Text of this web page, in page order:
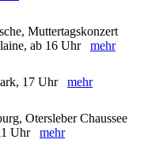
Muttertagskonzert
ab 16 Uhr mehr
17 Uhr mehr
Otersleber Chaussee
Uhr mehr